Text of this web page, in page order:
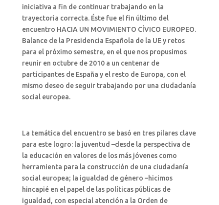
iniciativa a fin de continuar trabajando en la
trayectoria correcta. Éste fue el fin último del
encuentro HACIA UN MOVIMIENTO CÍVICO EUROPEO.
Balance de la Presidencia Española de la UE y retos
para el próximo semestre, en el que nos propusimos
reunir en octubre de 2010 a un centenar de
participantes de España y el resto de Europa, con el
mismo deseo de seguir trabajando por una ciudadanía
social europea.
La temática del encuentro se basó en tres pilares clave
para este logro: la juventud –desde la perspectiva de
la educación en valores de los más jóvenes como
herramienta para la construcción de una ciudadanía
social europea; la igualdad de género –hicimos
hincapié en el papel de las políticas públicas de
igualdad, con especial atención a la Orden de